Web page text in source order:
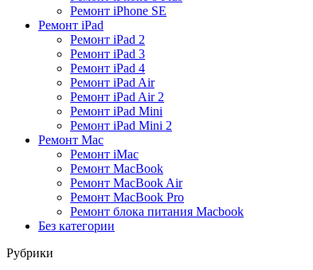
Ремонт iPhone SE
Ремонт iPad
Ремонт iPad 2
Ремонт iPad 3
Ремонт iPad 4
Ремонт iPad Air
Ремонт iPad Air 2
Ремонт iPad Mini
Ремонт iPad Mini 2
Ремонт Mac
Ремонт iMac
Ремонт MacBook
Ремонт MacBook Air
Ремонт MacBook Pro
Ремонт блока питания Macbook
Без категории
Рубрики